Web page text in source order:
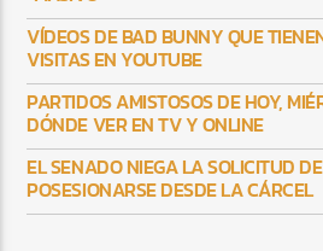
VÍDEOS DE BAD BUNNY QUE
VISITAS EN YOUTUBE
PARTIDOS AMISTOSOS DE HOY,
DÓNDE VER EN TV Y ONLINE
EL SENADO NIEGA LA SOLICITUD
POSESIONARSE DESDE LA CÁRCEL